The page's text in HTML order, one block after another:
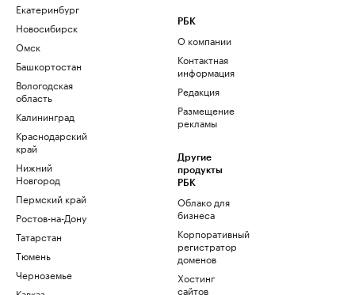
Екатеринбург
Новосибирск
Омск
Башкортостан
Вологодская
область
Калининград
Краснодарский
край
Нижний
Новгород
Пермский край
Ростов-на-Дону
Татарстан
Тюмень
Черноземье
РБК
О компании
Контактная
информация
Редакция
Размещение
рекламы
Другие
продукты
РБК
Облако для
бизнеса
Корпоративный
регистратор
доменов
Хостинг
сайтов